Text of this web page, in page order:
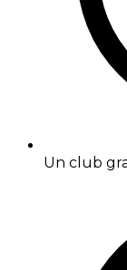
Un club